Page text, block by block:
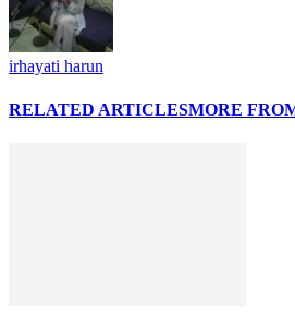
irhayati harun
RELATED ARTICLESMORE